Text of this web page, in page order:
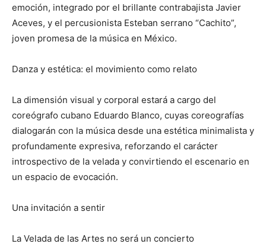
emoción, integrado por el brillante contrabajista Javier
Aceves, y el percusionista Esteban serrano “Cachito”,
joven promesa de la música en México.
Danza y estética: el movimiento como relato
La dimensión visual y corporal estará a cargo del
coreógrafo cubano Eduardo Blanco, cuyas coreografías
dialogarán con la música desde una estética minimalista y
profundamente expresiva, reforzando el carácter
introspectivo de la velada y convirtiendo el escenario en
un espacio de evocación.
Una invitación a sentir
La Velada de las Artes no será un concierto